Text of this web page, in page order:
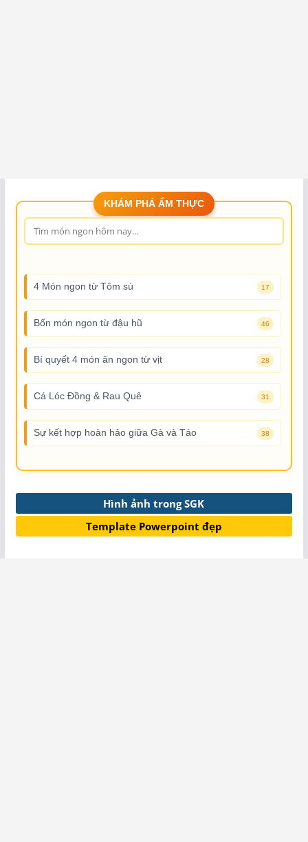
KHÁM PHÁ ẨM THỰC
4 Món ngon từ Tôm sú 17
Bốn món ngon từ đậu hũ 46
Bí quyết 4 món ăn ngon từ vịt 28
Cá Lóc Đồng & Rau Quê 31
Sự kết hợp hoàn hảo giữa Gà và Táo 38
Hình ảnh trong SGK
Template Powerpoint đẹp